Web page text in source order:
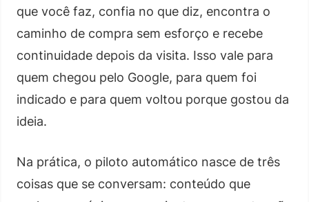
que você faz, confia no que diz, encontra o
caminho de compra sem esforço e recebe
continuidade depois da visita. Isso vale para
quem chegou pelo Google, para quem foi
indicado e para quem voltou porque gostou da
ideia.
Na prática, o piloto automático nasce de três
coisas que se conversam: conteúdo que